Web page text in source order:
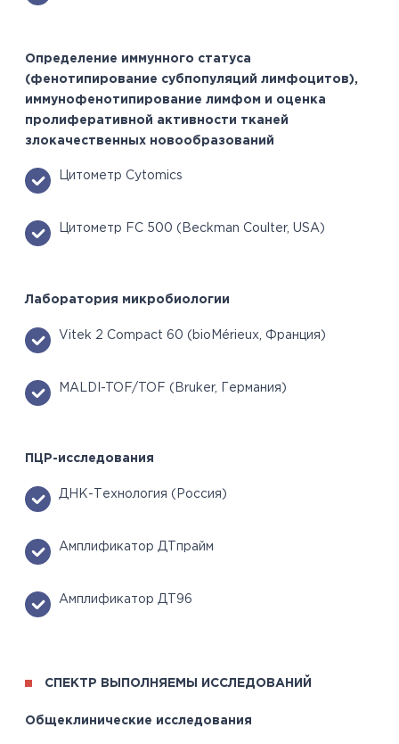
Определение иммунного статуса
(фенотипирование субпопуляций лимфоцитов),
иммунофенотипирование лимфом и оценка
пролиферативной активности тканей
злокачественных новообразований
Цитометр Cytomics
Цитометр FC 500 (Beckman Coulter, USA)
Лаборатория микробиологии
Vitek 2 Compact 60 (bioMérieux, Франция)
MALDI-TOF/TOF (Bruker, Германия)
ПЦР-исследования
ДНК-Технология (Россия)
Амплификатор ДТпрайм
Амплификатор ДТ96
СПЕКТР ВЫПОЛНЯЕМЫ ИССЛЕДОВАНИЙ
Общеклинические исследования